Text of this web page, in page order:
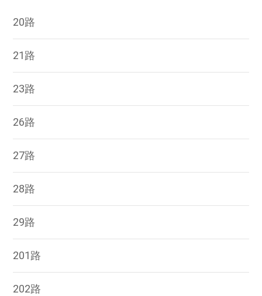
20路
21路
23路
26路
27路
28路
29路
201路
202路